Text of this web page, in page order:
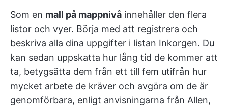
Som en mall på mappnivå innehåller den flera
listor och vyer. Börja med att registrera och
beskriva alla dina uppgifter i listan Inkorgen. Du
kan sedan uppskatta hur lång tid de kommer att
ta, betygsätta dem från ett till fem utifrån hur
mycket arbete de kräver och avgöra om de är
genomförbara, enligt anvisningarna från Allen,